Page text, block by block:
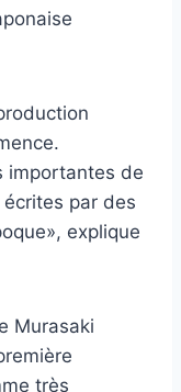
importantes de
par des
explique
Murasaki
très